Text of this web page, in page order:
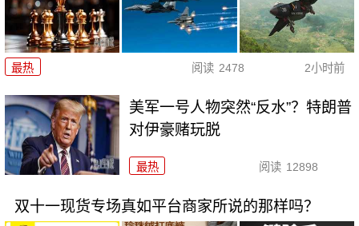
最热 阅读 2478 2小时前
美军一号人物突然“反水”？特朗普
对伊豪赌玩脱
最热 阅读 12898
双十一现货专场真如平台商家所说的那样吗？